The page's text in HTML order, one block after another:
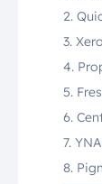
2.
3. Xero
4.
5.
6.
7.
8.